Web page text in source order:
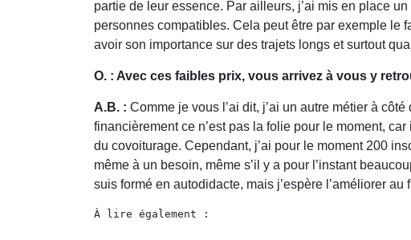
partie de leur essence. Par ailleurs, j’ai mis en place
personnes compatibles. Cela peut être par exemple le
avoir son importance sur des trajets longs et surtout
O. : Avec ces faibles prix, vous arrivez à vous y
A.B. : Comme je vous l’ai dit, j’ai un autre métier à
financièrement ce n’est pas la folie pour le moment,
du covoiturage. Cependant, j’ai pour le moment 200
même à un besoin, même s’il y a pour l’instant
suis formé en autodidacte, mais j’espère l’améliorer
À lire également :